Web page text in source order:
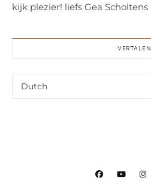
kijk plezier! liefs Gea Scholtens
VERTALEN